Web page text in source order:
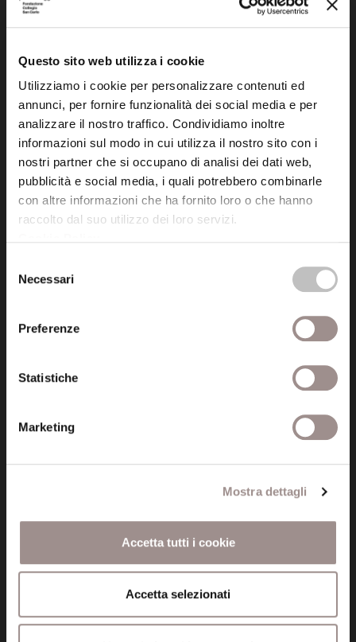
Questo sito web utilizza i cookie
Utilizziamo i cookie per personalizzare contenuti ed
annunci, per fornire funzionalità dei social media e per
analizzare il nostro traffico. Condividiamo inoltre
informazioni sul modo in cui utilizza il nostro sito con i
nostri partner che si occupano di analisi dei dati web,
pubblicità e social media, i quali potrebbero combinarle
con altre informazioni che ha fornito loro o che hanno
raccolto dal suo utilizzo dei loro servizi.
delNecessari
Preferenze
Statistiche
Marketing
Mostra dettagli
Accetta tutti i cookie
Accetta selezionati
info@fondazionesancarlo.it
Posta certificata (PEC)
fondazionecollegiosancarlo@legalmail.it
Seguici
Informazioni
Cookie policy
Menu
Centro Culturale